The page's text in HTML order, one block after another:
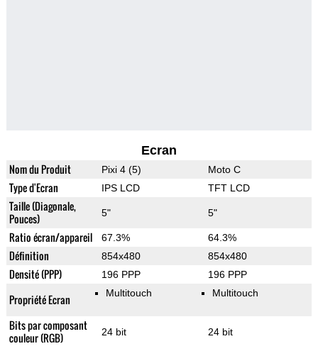
Ecran
Nom du Produit Pixi 4 (5) Moto C
Type d'Ecran IPS LCD TFT LCD
Taille (Diagonale,
Pouces)
5" 5"
Ratio écran/appareil 67.3% 64.3%
Définition 854x480 854x480
Densité (PPP) 196 PPP 196 PPP
Propriété Ecran Multitouch Multitouch
Bits par composant
couleur (RGB)
24 bit 24 bit